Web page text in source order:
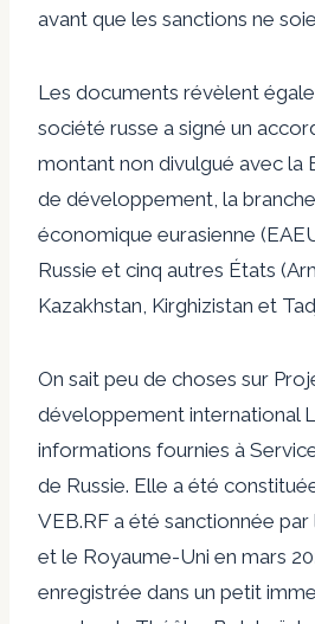
avant que les sanctions ne
Les documents révèlent
société russe a signé un
montant non divulgué avec la
de développement, la
économique eurasienne
Russie et cinq autres États
Kazakhstan, Kirghizistan et
On sait peu de choses sur
développement international
informations fournies à
de Russie. Elle a été
VEB.RF a été sanctionnée
et le Royaume-Uni en mars
enregistrée dans un petit